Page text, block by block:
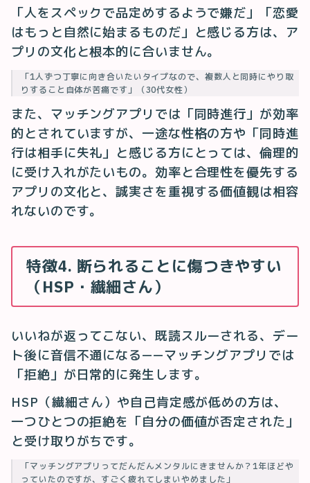
「人をスペックで品定めするようで嫌だ」「恋愛
はもっと自然に始まるものだ」と感じる方は、ア
プリの文化と根本的に合いません。
「1人ずつ丁寧に向き合いたいタイプなので、複数人と同時にやり取
りすること自体が苦痛です」（30代女性）
また、マッチングアプリでは「同時進行」が効率
的とされていますが、一途な性格の方や「同時進
行は相手に失礼」と感じる方にとっては、倫理的
に受け入れがたいもの。効率と合理性を優先する
アプリの文化と、誠実さを重視する価値観は相容
れないのです。
特徴4. 断られることに傷つきやすい
（HSP・繊細さん）
いいねが返ってこない、既読スルーされる、デー
ト後に音信不通になる——マッチングアプリでは
「拒絶」が日常的に発生します。
HSP（繊細さん）や自己肯定感が低めの方は、
一つひとつの拒絶を「自分の価値が否定された」
と受け取りがちです。
「マッチングアプリってだんだんメンタルにきませんか？1年ほどや
っていたのですが、すごく疲れてしまいやめました」